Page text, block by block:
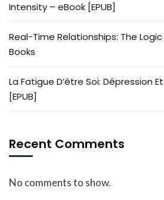
Intensity – eBook [EPUB]
Real-Time Relationships: The
Books
La Fatigue D’être Soi: Dépression
[EPUB]
Recent Comments
No comments to show.